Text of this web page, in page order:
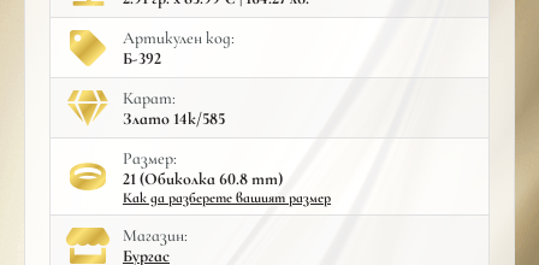
Артикулен код:
Б-392
Карат:
Злато 14к/585
Размер:
21 (Обиколка 60.8 mm)
Как да разберете вашият размер
Mагазин:
Бургас